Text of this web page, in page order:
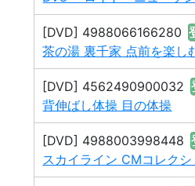
[DVD] 4988066166280
茶の湯 裏千家 点前を楽し
[DVD] 4562490900032
背伸ばし体操 目の体操
[DVD] 4988003998448
スカイライン CMコレクシ